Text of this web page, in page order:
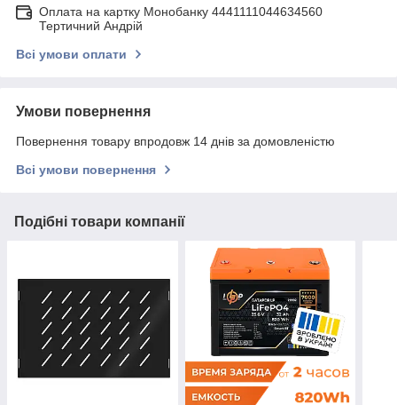
Оплата на картку Монобанку 4441111044634560
Тертичний Андрій
Всі умови оплати
Умови повернення
Повернення товару впродовж 14 днів за домовленістю
Всі умови повернення
Подібні товари компанії